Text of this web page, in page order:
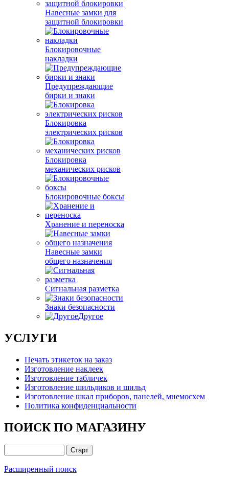
Навесные замки для
защитной блокировки
Блокировочные
накладки
Предупреждающие
бирки и знаки
Блокировка
электрических рисков
Блокировка
механических рисков
Блокировочные боксы
Хранение и переноска
Навесные замки
общего назначения
Сигнальная разметка
Знаки безопасности
Другое
УСЛУГИ
Печать этикеток на заказ
Изготовление наклеек
Изготовление табличек
Изготовление шильдиков и шильд
Изготовление шкал приборов, панелей, мнемосхем
Политика конфиденциальности
ПОИСК ПО МАГАЗИНУ
Расширенный поиск